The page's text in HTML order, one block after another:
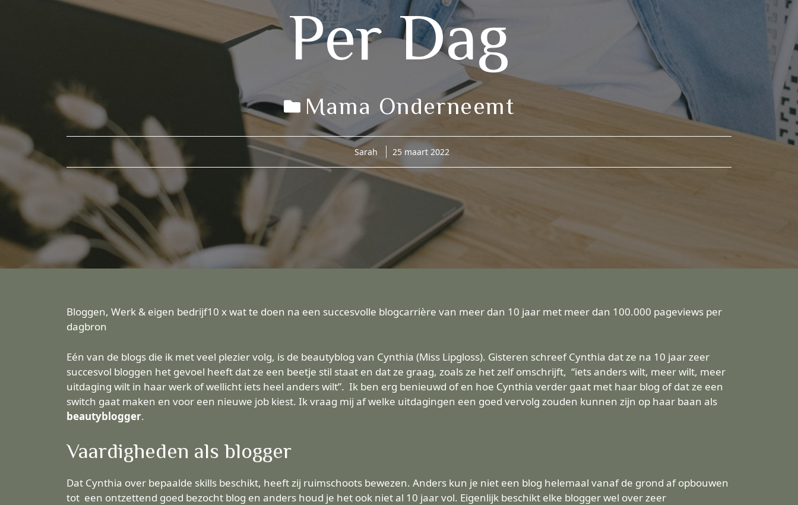
Per Dag
Mama Onderneemt
Sarah 25 maart 2022
Bloggen, Werk & eigen bedrijf10 x wat te doen na een succesvolle blogcarrière van meer dan 10 jaar met meer dan 100.000 pageviews per
dagbron
Eén van de blogs die ik met veel plezier volg, is de beautyblog van Cynthia (Miss Lipgloss). Gisteren schreef Cynthia dat ze na 10 jaar zeer
succesvol bloggen het gevoel heeft dat ze een beetje stil staat en dat ze graag, zoals ze het zelf omschrijft, “iets anders wilt, meer wilt, meer
uitdaging wilt in haar werk of wellicht iets heel anders wilt”. Ik ben erg benieuwd of en hoe Cynthia verder gaat met haar blog of dat ze een
switch gaat maken en voor een nieuwe job kiest. Ik vraag mij af welke uitdagingen een goed vervolg zouden kunnen zijn op haar baan als
beautyblogger.
Vaardigheden als blogger
Dat Cynthia over bepaalde skills beschikt, heeft zij ruimschoots bewezen. Anders kun je niet een blog helemaal vanaf de grond af opbouwen
tot een ontzettend goed bezocht blog en anders houd je het ook niet al 10 jaar vol. Eigenlijk beschikt elke blogger wel over zeer